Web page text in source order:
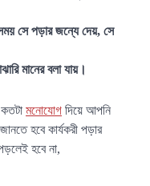
সে পড়ার জন্যে দেয়, সে
মানের বলা যায়।
মনোযোগ দিয়ে আপনি
হবে কার্যকরী পড়ার
হবে না,